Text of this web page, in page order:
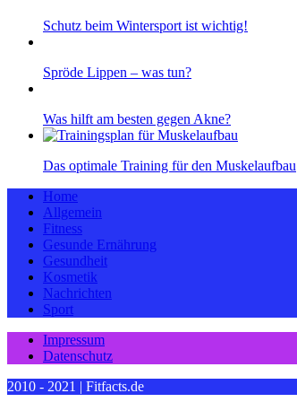
Schutz beim Wintersport ist wichtig!
Spröde Lippen – was tun?
Was hilft am besten gegen Akne?
Das optimale Training für den Muskelaufbau
Home
Allgemein
Fitness
Gesunde Ernährung
Gesundheit
Kosmetik
Nachrichten
Sport
Impressum
Datenschutz
2010 - 2021 | Fitfacts.de